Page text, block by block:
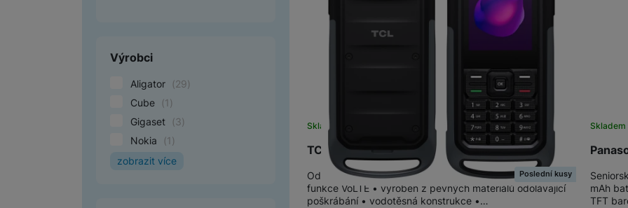
Výrobci
Aligator (29)
Cube
(1 )
Gigaset
(3)
Nokia
(1 )
zobrazit více
TCL 3189 Himalaya Gray
Skladem
Poslední kusy
Odolný 4G telefon s 2,4'' TFT-TN displejem a podporou
funkce VoLTE • vyroben z pevných materiálů odolávající
poškrábání • vodotěsná konstrukce •…
Skladem
mAh
TFT